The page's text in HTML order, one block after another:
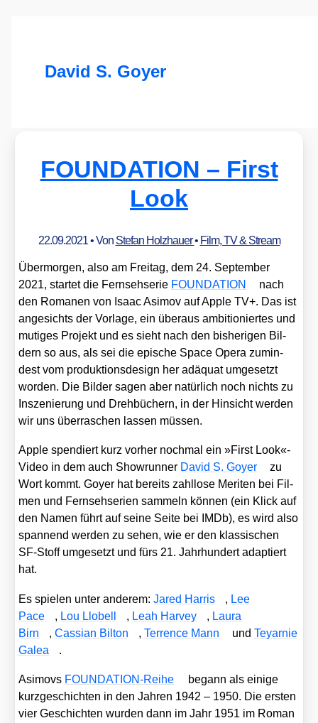
David S. Goyer
FOUNDATION – First
Look
22.09.2021• Von Stefan Holzhauer• Film, TV & Stream
Über­mor­gen, also am Frei­tag, dem 24. Sep­tem­ber
2021, star­tet die Fern­seh­se­rie FOUNDATION
nach
den Roma­nen von Isaac Asi­mov auf Apple TV+. Das ist
ange­sichts der Vor­la­ge, ein über­aus ambi­tio­nier­tes und
muti­ges Pro­jekt und es sieht nach den bis­he­ri­gen Bil­
dern so aus, als sei die epi­sche Space Ope­ra zumin­
dest vom pro­duk­ti­ons­de­sign her adäquat umge­setzt
wor­den. Die Bil­der sagen aber natür­lich noch nichts zu
Insze­nie­rung und Dreh­bü­chern, in der Hin­sicht wer­den
wir uns über­ra­schen las­sen müs­sen.
Apple spen­diert kurz vor­her noch­mal ein »First Look«-
Video in dem auch Show­run­ner David S. Goy­er
zu
Wort kommt. Goy­er hat bereits zahl­lo­se Meri­ten bei Fil­
men und Fern­seh­se­ri­en sam­meln kön­nen (ein Klick auf
den Namen führt auf sei­ne Sei­te bei IMDb), es wird also
span­nend wer­den zu sehen, wie er den klas­si­schen
SF-Stoff umge­setzt und fürs 21. Jahr­hun­dert adap­tiert
hat.
Es spie­len unter ande­rem:Jared Har­ris , Lee
Pace
, Lou Llo­bell , Leah Har­vey , Lau­ra
Birn
,Cas­si­an Bil­ton ,Ter­rence Mann undTeyar­nie
Galea
.
Asi­movs FOUN­DA­TI­ON-Rei­he
begann als eini­ge
kurz­ge­schich­ten in den Jah­ren 1942 – 1950. Die ers­ten
vier Geschich­ten wur­den dann im Jahr 1951 im Roman